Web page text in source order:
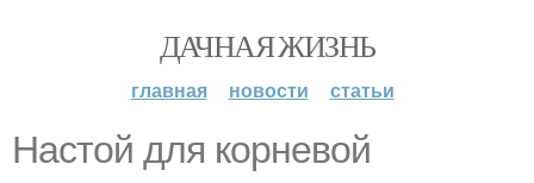
ДАЧНАЯ ЖИЗНЬ
главная новости статьи
Настой для корневой